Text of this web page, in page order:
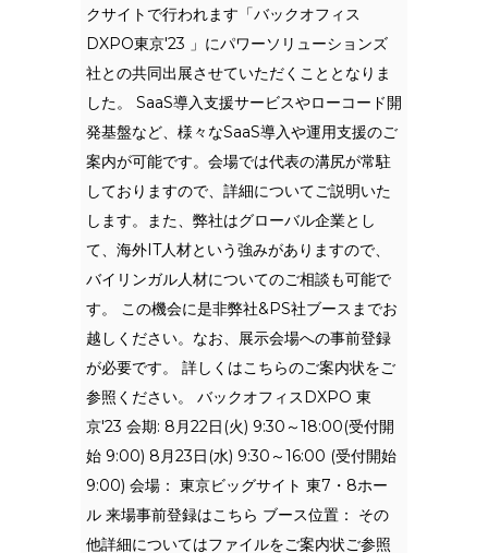
クサイトで行われます「バックオフィス
DXPO東京'23 」にパワーソリューションズ
社との共同出展させていただくこととなりま
した。 SaaS導入支援サービスやローコード開
発基盤など、様々なSaaS導入や運用支援のご
案内が可能です。会場では代表の溝尻が常駐
しておりますので、詳細についてご説明いた
します。また、弊社はグローバル企業とし
て、海外IT人材という強みがありますので、
バイリンガル人材についてのご相談も可能で
す。 この機会に是非弊社&PS社ブースまでお
越しください。なお、展示会場への事前登録
が必要です。 詳しくはこちらのご案内状をご
参照ください。 バックオフィスDXPO 東
京'23 会期: 8月22日(火) 9:30～18:00(受付開
始 9:00) 8月23日(水) 9:30～16:00 (受付開始
9:00) 会場： 東京ビッグサイト 東7・8ホー
ル 来場事前登録はこちら ブース位置： その
他詳細についてはファイルをご案内状ご参照